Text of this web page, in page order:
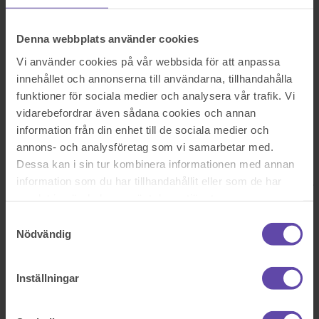
Denna webbplats använder cookies
Vi använder cookies på vår webbsida för att anpassa
innehållet och annonserna till användarna, tillhandahålla
funktioner för sociala medier och analysera vår trafik. Vi
vidarebefordrar även sådana cookies och annan
information från din enhet till de sociala medier och
annons- och analysföretag som vi samarbetar med.
Dessa kan i sin tur kombinera informationen med annan
information som du har tillhandahållit eller som de har
Nödvändig
Inställningar
Se alla frågor Se alla frågor
Bostad & Fastighet
Uppsägningstid när tidigare
fru övertar hyreskontrakt
Jag o min fru ska skiljas inga barn gemensamt
Jag flyttar till en ny lägenhet o tar endast lite saker med mig o lämnar
det mesta i bohag kvar
Mvh Jörgen Lyckebay
Se alla frågor Boka tid med jurist